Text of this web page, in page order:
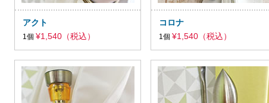
アクト
1個 ¥1,540（税込）
コロナ
1個 ¥1,540（税込）